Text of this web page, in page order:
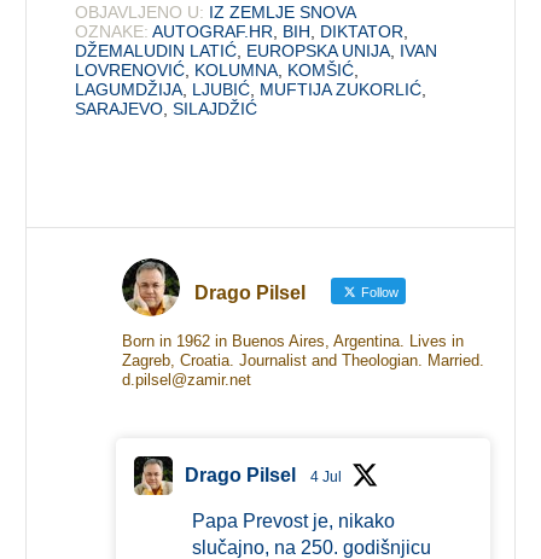
OBJAVLJENO U: IZ ZEMLJE SNOVA
OZNAKE: AUTOGRAF.HR BIH DIKTATOR
DŽEMALUDIN LATIĆ EUROPSKA UNIJA IVAN
LOVRENOVIĆ KOLUMNA KOMŠIĆ
LAGUMDŽIJA LJUBIĆ MUFTIJA ZUKORLIĆ
SARAJEVO ,SILAJDŽIĆ
Drago Pilsel Follow
Born in 1962 in Buenos Aires, Argentina. Lives in
Zagreb, Croatia. Journalist and Theologian. Married.
d.pilsel@zamir.net
Drago Pilsel 4 Jul
Papa Prevost je, nikako
slučajno, na 250. godišnjicu